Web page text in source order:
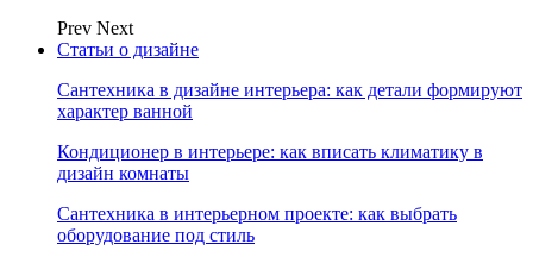
Prev Next
Статьи о дизайне
Сантехника в дизайне интерьера: как детали формируют
характер ванной
Кондиционер в интерьере: как вписать климатику в
дизайн комнаты
Сантехника в интерьерном проекте: как выбрать
оборудование под стиль